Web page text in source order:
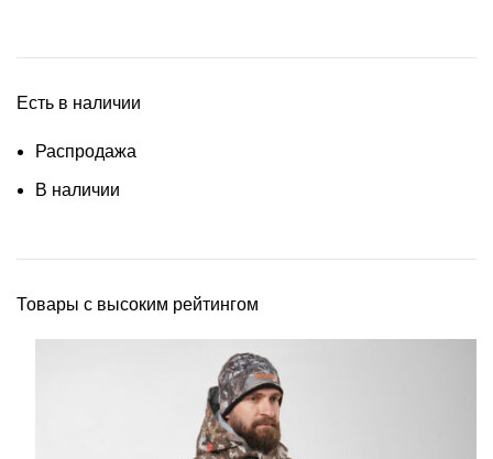
Есть в наличии
Распродажа
В наличии
Товары с высоким рейтингом